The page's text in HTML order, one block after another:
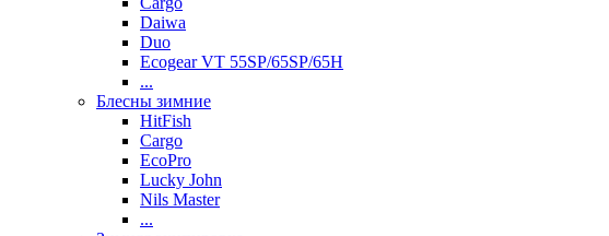
Daiwa
Duo
Ecogear VT 55SP/65SP/65H
...
Блесны зимние
HitFish
Cargo
EcoPro
Lucky John
Nils Master
...